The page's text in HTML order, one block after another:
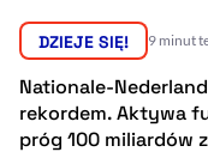
DZIEJE SIĘ! 9 minut
Nationale-
rekordem. Aktywa
próg 100 miliardów